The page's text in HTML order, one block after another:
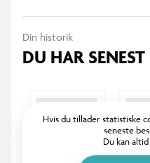
Din historik
DU HAR SENEST
Hvis du tillader statistiske
seneste
Du kan